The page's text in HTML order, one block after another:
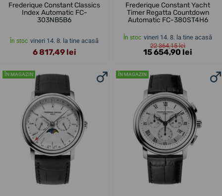
Frederique Constant Classics
Index Automatic FC-
303NB5B6
În stoc vineri 14. 8. la tine acasă
6 817,49 lei
Frederique Constant Yacht
Timer Regatta Countdown
Automatic FC-380ST4H6
În stoc vineri 14. 8. la tine acasă
22 364,15 lei
15 654,90 lei
ÎN MAGAZIN ÎN MAGAZIN